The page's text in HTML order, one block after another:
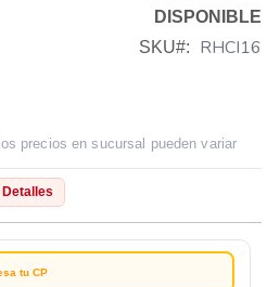
DISPONIBLE
SKU
RHCI16
precios en sucursal pueden variar
Detalles
tu CP